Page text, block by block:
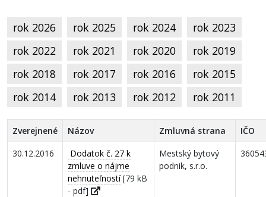
rok 2026 rok 2025 rok 2024
rok 2023
rok 2022
rok 2021 rok 2020
rok 2019
rok 2018
rok 2017 rok 2016
rok 2015
rok 2014
rok 2013 rok 2012 rok 2011
Zverejnené Názov Zmluvná strana
IČO
30.12.2016
Dodatok č. 27 k
zmluve o nájme
nehnuteľností[79 kB
- pdf]
Mestský bytový
podnik, s.r.o.